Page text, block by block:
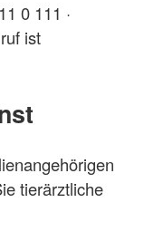
0 111 ·
ist
tierärztliche